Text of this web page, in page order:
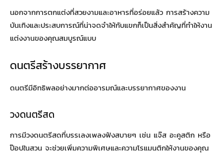
นอกจากการตกแต่งที่สวยงามและอาหารที่อร่อยแล้ว การสร้างความ
บันเทิงและประสบการณ์ที่น่าจดจำให้กับแขกก็เป็นสิ่งสำคัญที่ทำให้งาน
แต่งงานของคุณสมบูรณ์แบบ
ดนตรีสร้างบรรยากาศ
ดนตรีมีอิทธิพลอย่างมากต่ออารมณ์และบรรยากาศของงาน
วงดนตรีสด
การมีวงดนตรีสดที่บรรเลงเพลงฟังสบายๆ เช่น แจ๊ส อะคูสติก หรือ
ป๊อปในสวน จะช่วยเพิ่มความพิเศษและความโรแมนติกให้งานของคุณ